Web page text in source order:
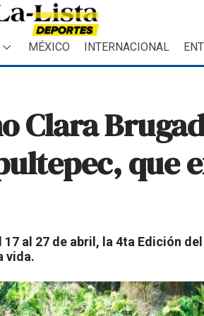
MÉXICO INTERNACIONAL
Clara
que
al 27 de abril, la 4ta Edición
vida.